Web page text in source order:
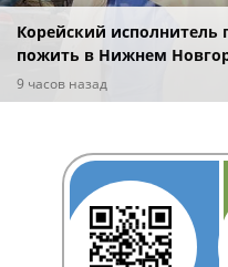
Корейский исполнитель
пожить в Нижнем
9 часов назад